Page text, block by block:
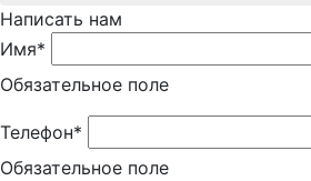
Написать нам
Имя*
Обязательное поле
Телефон*
Обязательное поле